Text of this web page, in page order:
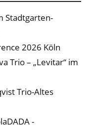
Stadtgarten-
2026 Köln
Trio – „Levitar“ im
Trio-Altes
-